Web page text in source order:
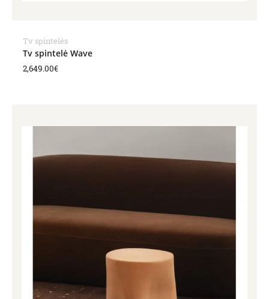
Tv spintelės
Tv spintelė Wave
2,649.00€